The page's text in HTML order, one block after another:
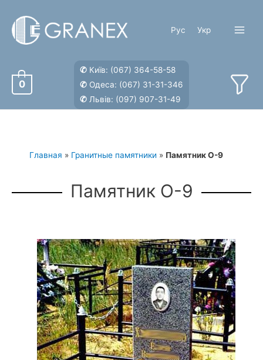
содержимому
Рус Укр
0
✆ Київ: (067) 364-58-58
✆ Одеса: (067) 31-31-346
✆ Львів: (097) 907-31-49
Главная » Гранитные памятники » Памятник О-9
Памятник О-9